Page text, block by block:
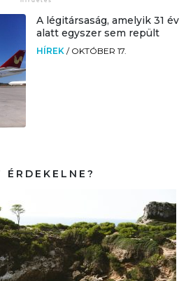
A légitársaság, amelyik 31 év
alatt egyszer sem repült
HÍREK / OKTÓBER 17.